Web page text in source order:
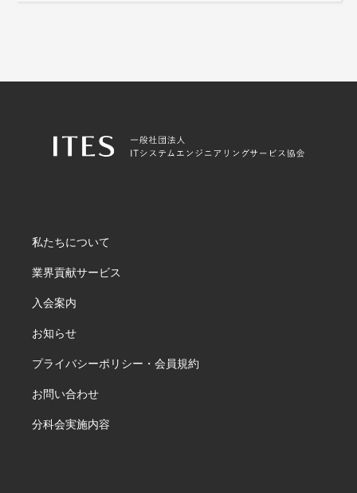
私たちについて
業界貢献サービス
入会案内
お知らせ
プライバシーポリシー・会員規約
お問い合わせ
分科会実施内容